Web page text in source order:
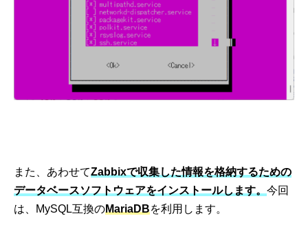
また、あわせてZabbixで収集した情報を格納するための
データベースソフトウェアをインストールします。 今回
は、MySQL互換のMariaDBを利用します。